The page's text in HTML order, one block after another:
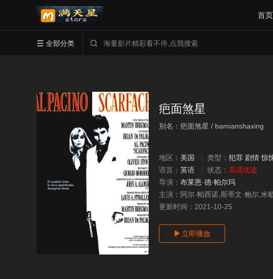
首页
 全部分类 
疤面煞星
别名：疤面煞星 / bamianshaxing
地区： 美国 类型： 犯罪 剧情 惊
语言： 英语 状态： 高清优选
导演： 布莱恩·德·帕尔玛
主演： 阿尔·帕西诺,斯蒂文·鲍尔,米
更新时间： 2021-10-25
 立即播放